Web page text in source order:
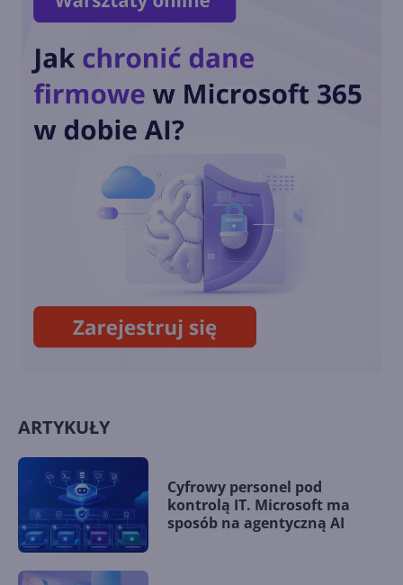
pobranie Paint 3D
Przedłużone wsparcie
konsumentów. Ile będzie
kosztować?
Październikowa aktualizacja
opcjonalna Windows 10 22H2
(build 19045.5073)
ARTYKUŁY
Cyfrowy personel pod
kontrolą IT. Microsoft ma
sposób na agentyczną AI